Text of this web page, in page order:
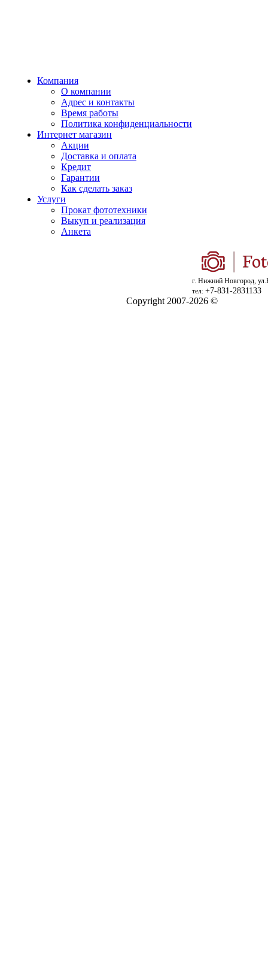
Компания
О компании
Адрес и контакты
Время работы
Политика конфиденциальности
Интернет магазин
Акции
Доставка и оплата
Кредит
Гарантии
Как сделать заказ
Услуги
Прокат фототехники
Выкуп и реализация
Анкета
г. Нижний Новгород,
тел: +7-831-2831133
Copyright 2007-2026 ©